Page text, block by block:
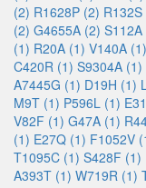
(2) R1628P (2) R132S
(2) G4655A (2) S112A
(1) R20A (1) V140A (1)
C420R (1) S9304A (1)
A7445G (1) D19H (1)
M9T (1) P596L (1)
V82F (1) G47A (1)
(1) E27Q (1) F1052V
T1095C (1) S428F (1)
A393T (1) W719R (1)